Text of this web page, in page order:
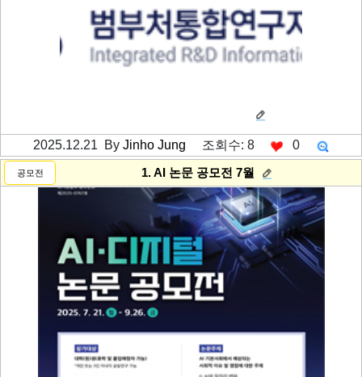
2025.12.21 By Jinho Jung 조회수: 8 0
공모전 1. AI 논문 공모전 7월